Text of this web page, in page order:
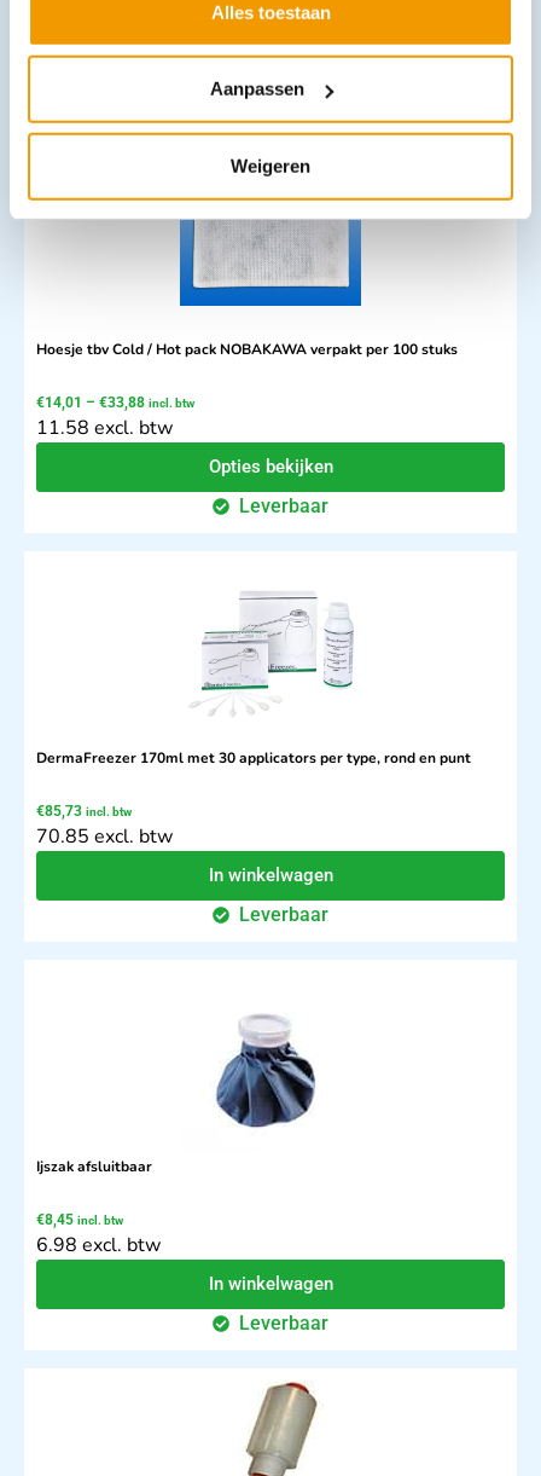
Alles toestaan
Aanpassen
Weigeren
In winkelwagen
Leverbaar
Hoesje tbv Cold / Hot pack NOBAKAWA verpakt per 100 stuks
€14,01 – €33,88 incl. btw
11.58 excl. btw
Opties bekijken
Leverbaar
DermaFreezer 170ml met 30 applicators per type, rond en punt
€85,73 incl. btw
70.85 excl. btw
In winkelwagen
Leverbaar
Ijszak afsluitbaar
€8,45 incl. btw
6.98 excl. btw
In winkelwagen
Leverbaar